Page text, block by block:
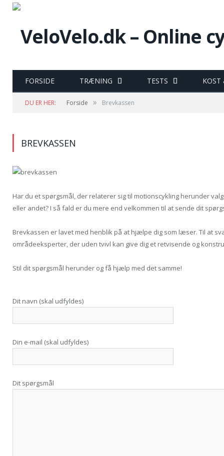
FORSIDE TRÆNING TESTS
DU ER HER: Forside » Brevkassen
BREVKASSEN
Har du et spørgsmål, der relaterer sig til motionscykling herunder
eller andet? I så fald er du mere end velkommen til at sende dit
Brevkassen er lavet med henblik på at hjælpe dig som læser. Til at
områdeeksperter, der uden tvivl kan give dig et retvisende og
Stil dit spørgsmål herunder og få hjælp med det samme!
Dit navn (skal udfyldes)
Din e-mail (skal udfyldes)
Dit spørgsmål